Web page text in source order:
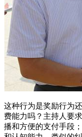
这种行为是奖励行为
费能力吗？主持人要
播和方便的支付手段